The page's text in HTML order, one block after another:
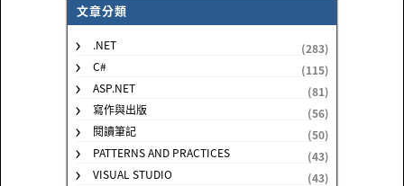
文章分類
.NET
(283)
C#
(115)
ASP.NET
(81)
寫作與出版
(56)
閱讀筆記
(50)
PATTERNS AND PRACTICES
(43)
VISUAL STUDIO
(43)